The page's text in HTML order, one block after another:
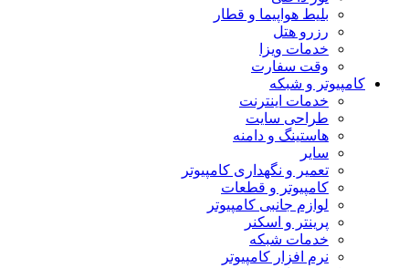
بلیط هواپیما و قطار
رزرو هتل
خدمات ویزا
وقت سفارت
کامپیوتر و شبکه
خدمات اینترنت
طراحی سایت
هاستینگ و دامنه
سایر
تعمیر و نگهداری کامپیوتر
کامپیوتر و قطعات
لوازم جانبی کامپیوتر
پرینتر و اسکنر
خدمات شبکه
نرم افزار کامپیوتر